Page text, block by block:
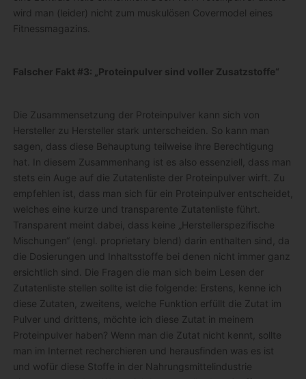
wird man (leider) nicht zum muskulösen Covermodel eines
Fitnessmagazins.
Falscher Fakt #3: „Proteinpulver sind voller Zusatzstoffe“
Die Zusammensetzung der Proteinpulver kann sich von
Hersteller zu Hersteller stark unterscheiden. So kann man
sagen, dass diese Behauptung teilweise ihre Berechtigung
hat. In diesem Zusammenhang ist es also essenziell, dass man
stets ein Auge auf die Zutatenliste der Proteinpulver wirft. Zu
empfehlen ist, dass man sich für ein Proteinpulver entscheidet,
welches eine kurze und transparente Zutatenliste führt.
Transparent meint dabei, dass keine „Herstellerspezifische
Mischungen“ (engl. proprietary blend) darin enthalten sind, da
die Dosierungen und Inhaltsstoffe bei denen nicht immer ganz
ersichtlich sind. Die Fragen die man sich beim Lesen der
Zutatenliste stellen sollte ist die folgende: Erstens, kenne ich
diese Zutaten, zweitens, welche Funktion erfüllt die Zutat im
Pulver und drittens, möchte ich diese Zutat in meinem
Proteinpulver haben? Wenn man die Zutat nicht kennt, sollte
man im Internet recherchieren und herausfinden was es ist
und wofür diese Stoffe in der Nahrungsmittelindustrie